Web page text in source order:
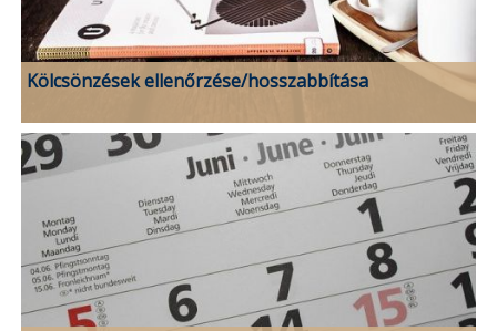
Kölcsönzések ellenőrzése/hosszabbítása